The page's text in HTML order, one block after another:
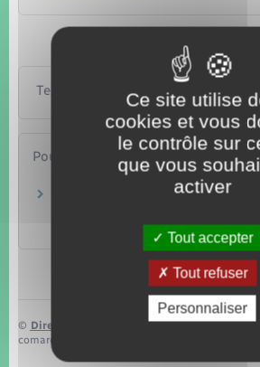
Textes de référence
Pour en savoir plus
Site d'information sur les modes
Santé publique France
© Direction de l’information légale et
comarquage developpé par
Ce site utilise
cookies et vous
le contrôle sur
que vous
activer
Tout accepter
Tout refuser
Personnaliser